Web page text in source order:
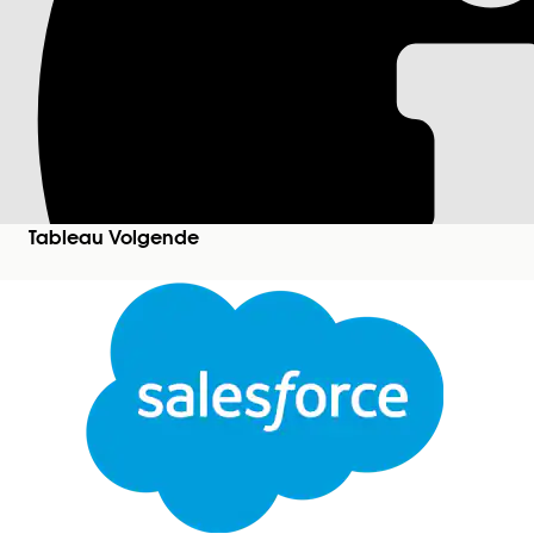
Tableau Volgende
Een batch
Om ervoor te zorgen dat de meest actuele
Klik op
naast de naam van de
gegevenstransformatie om deze te openen in het